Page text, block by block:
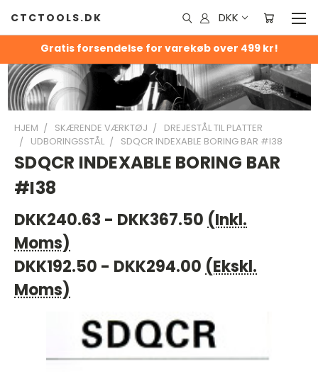
Gratis forsendelse for varekøb over 499 kr!
CTCTOOLS.DK DKK
HJEM SKÆRENDE VÆRKTØJ
DREJESTÅL TIL PLATTER
UDBORINGSSTÅL
SDQCR INDEXABLE BORING BAR #I38
SDQCR INDEXABLE BORING BAR
#I38
DKK240.63 - DKK367.50 (Inkl.
Moms)
DKK192.50 - DKK294.00 (Ekskl.
Moms)